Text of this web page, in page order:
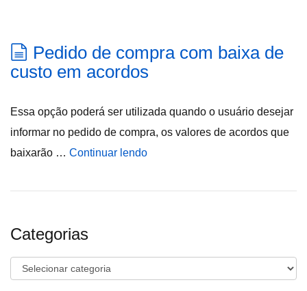
Pedido de compra com baixa de
custo em acordos
Essa opção poderá ser utilizada quando o usuário desejar
informar no pedido de compra, os valores de acordos que
baixarão … Continuar lendo
Categorias
Categorias